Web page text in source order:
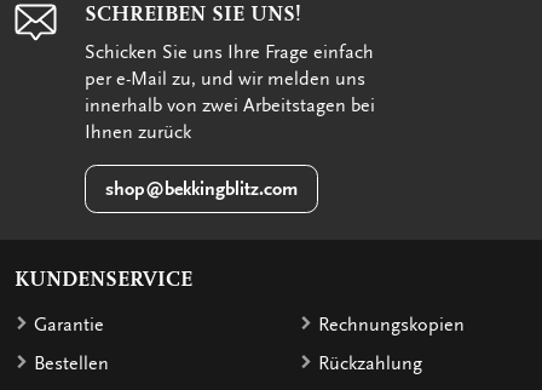
SCHREIBEN SIE UNS!
Schicken Sie uns Ihre Frage einfach
per e-Mail zu, und wir melden uns
innerhalb von zwei Arbeitstagen bei
Ihnen zurück
shop@bekkingblitz.com
KUNDENSERVICE
Garantie
Bestellen
Rechnungskopien
Rückzahlung